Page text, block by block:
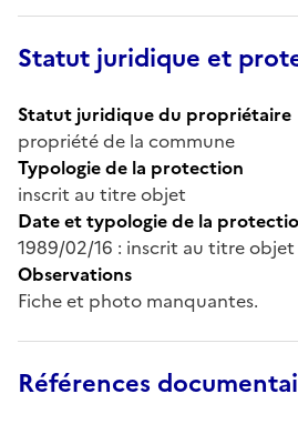
Statut juridique et
Statut juridique du propriétaire
propriété de la commune
Typologie de la protection
inscrit au titre objet
Date et typologie de la
1989/02/16 : inscrit au titre objet
Observations
Fiche et photo manquantes.
Références